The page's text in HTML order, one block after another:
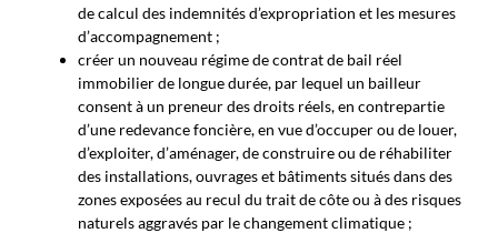
de calcul des indemnités d’expropriation et les mesures
d’accompagnement ;
créer un nouveau régime de contrat de bail réel
immobilier de longue durée, par lequel un bailleur
consent à un preneur des droits réels, en contrepartie
d’une redevance foncière, en vue d’occuper ou de louer,
d’exploiter, d’aménager, de construire ou de réhabiliter
des installations, ouvrages et bâtiments situés dans des
zones exposées au recul du trait de côte ou à des risques
naturels aggravés par le changement climatique ;